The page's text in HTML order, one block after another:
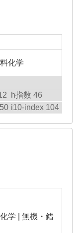
化学
h指数 46
i10-index 104
学 | 無機・錯